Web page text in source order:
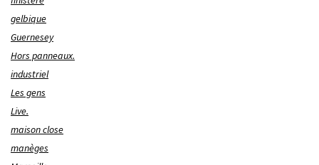
gelbique
Guernesey
Hors panneaux.
industriel
Les gens
Live.
maison close
manèges